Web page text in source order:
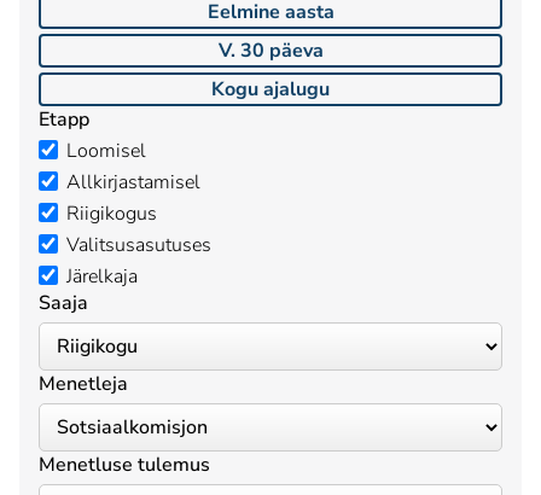
Eelmine aasta
V. 30 päeva
Kogu ajalugu
Etapp
Loomisel
Allkirjastamisel
Riigikogus
Valitsusasutuses
Järelkaja
Saaja
Menetleja
Menetluse tulemus